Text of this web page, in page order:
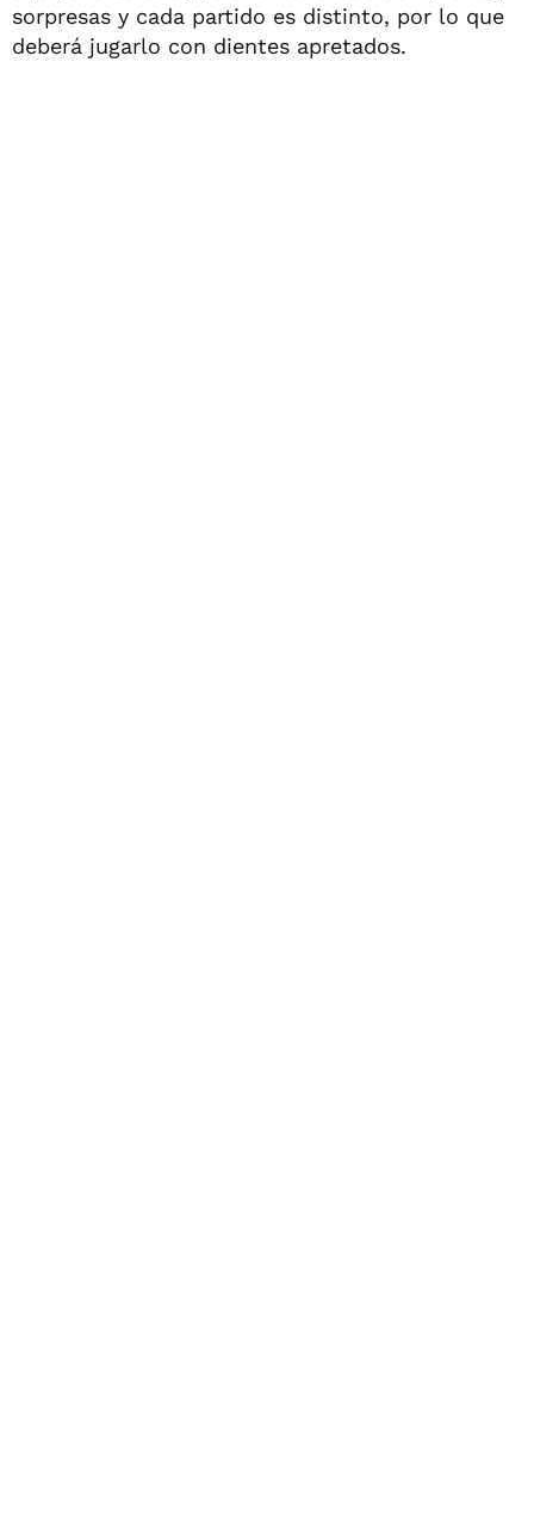
sorpresas y cada partido es distinto, por lo que
deberá jugarlo con dientes apretados.